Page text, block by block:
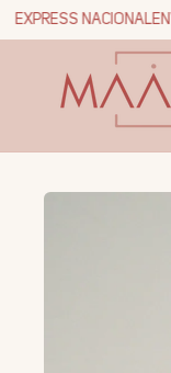
NACIONAL
directamente
al contenido
directamente